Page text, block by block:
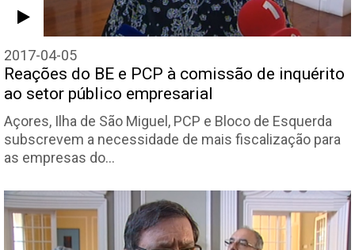
2017-04-05
Reações do BE e PCP à comissão de inquérito
ao setor público empresarial
Açores, Ilha de São Miguel, PCP e Bloco de Esquerda
subscrevem a necessidade de mais fiscalização para
as empresas do…